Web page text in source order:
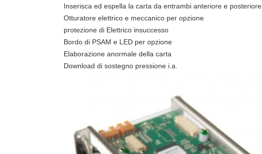
Inserisca ed espella la carta da entrambi anteriore e posteriore
Otturatore elettrico e meccanico per opzione
protezione di Elettrico insuccesso
Bordo di PSAM e LED per opzione
Elaborazione anormale della carta
Download di sostegno pressione i.a.